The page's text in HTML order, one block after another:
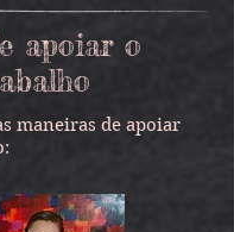
apoiar o
maneiras de apoiar